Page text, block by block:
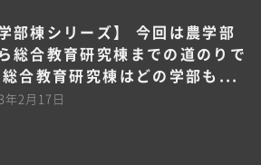
学部棟シリーズ】 今回は農学部
総合教育研究棟までの道のりで
総合教育研究棟はどの学部も...
年2月17日